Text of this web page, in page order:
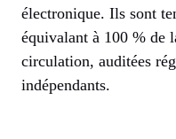
électronique. Ils sont
équivalant à 100 % de
circulation, auditées
indépendants.